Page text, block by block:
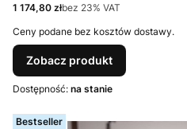
Cena netto
1 174,80 złbez 23% VAT
Ceny podane bez kosztów dostawy.
Zobacz produkt
Dostępność: na stanie
Bestseller